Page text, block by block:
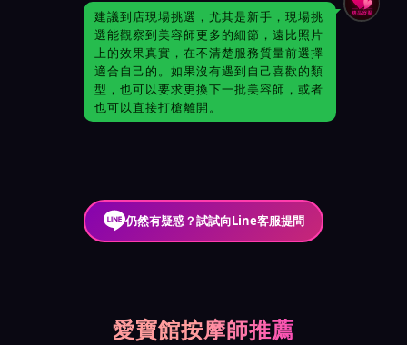
建議到店現場挑選，尤其是新手，現場挑
選能觀察到美容師更多的細節，遠比照片
上的效果真實，在不清楚服務質量前選擇
適合自己的。如果沒有遇到自己喜歡的類
型，也可以要求更換下一批美容師，或者
也可以直接打槍離開。
仍然有疑惑？試試向Line客服提問
愛寶館按摩師推薦